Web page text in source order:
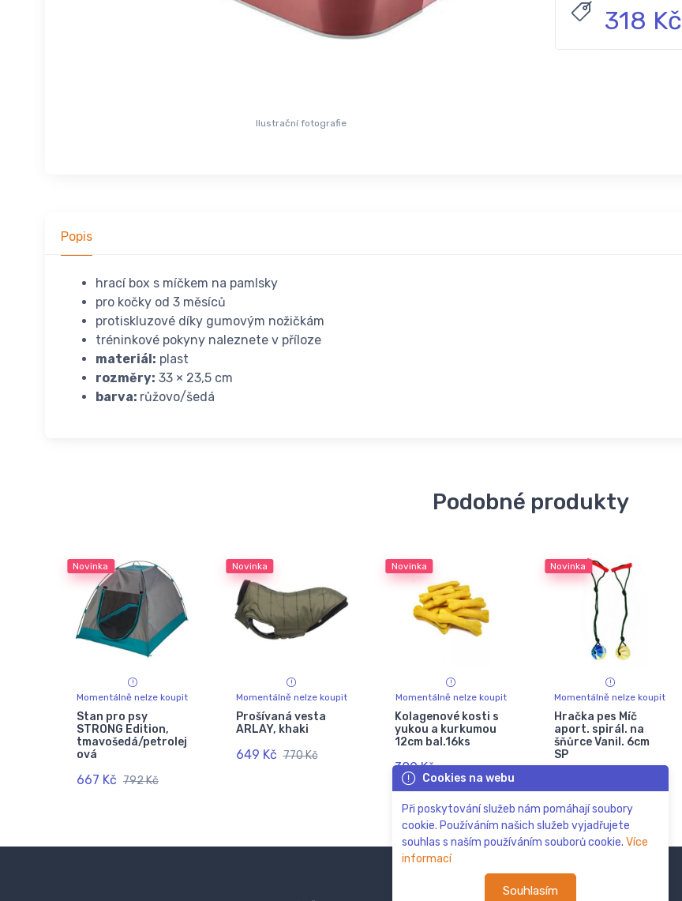
Ilustrační fotografie
318 Kč
Popis
hrací box s míčkem na pamlsky
pro kočky od 3 měsíců
protiskluzové díky gumovým nožičkám
tréninkové pokyny naleznete v příloze
materiál: plast
rozměry: 33 × 23,5 cm
barva: růžovo/šedá
Podobné produkty
Novinka
Momentálně nelze koupit
Stan pro psy
STRONG Edition,
tmavošedá/petrolej
ová
667 Kč 792 Kč
Novinka
Momentálně nelze koupit
Prošívaná vesta
ARLAY, khaki
649 Kč 770 Kč
Novinka
Momentálně nelze koupit
Kolagenové kosti s
yukou a kurkumou
12cm bal.16ks
389 Kč
Novinka
Momentálně nelze koupit
Hračka pes Míč
aport. spirál. na
šňůrce Vanil. 6cm
SP
Cookies na webu
Při poskytování služeb nám pomáhají soubory
cookie. Používáním našich služeb vyjadřujete
souhlas s naším používáním souborů cookie. Více
informací
Souhlasím